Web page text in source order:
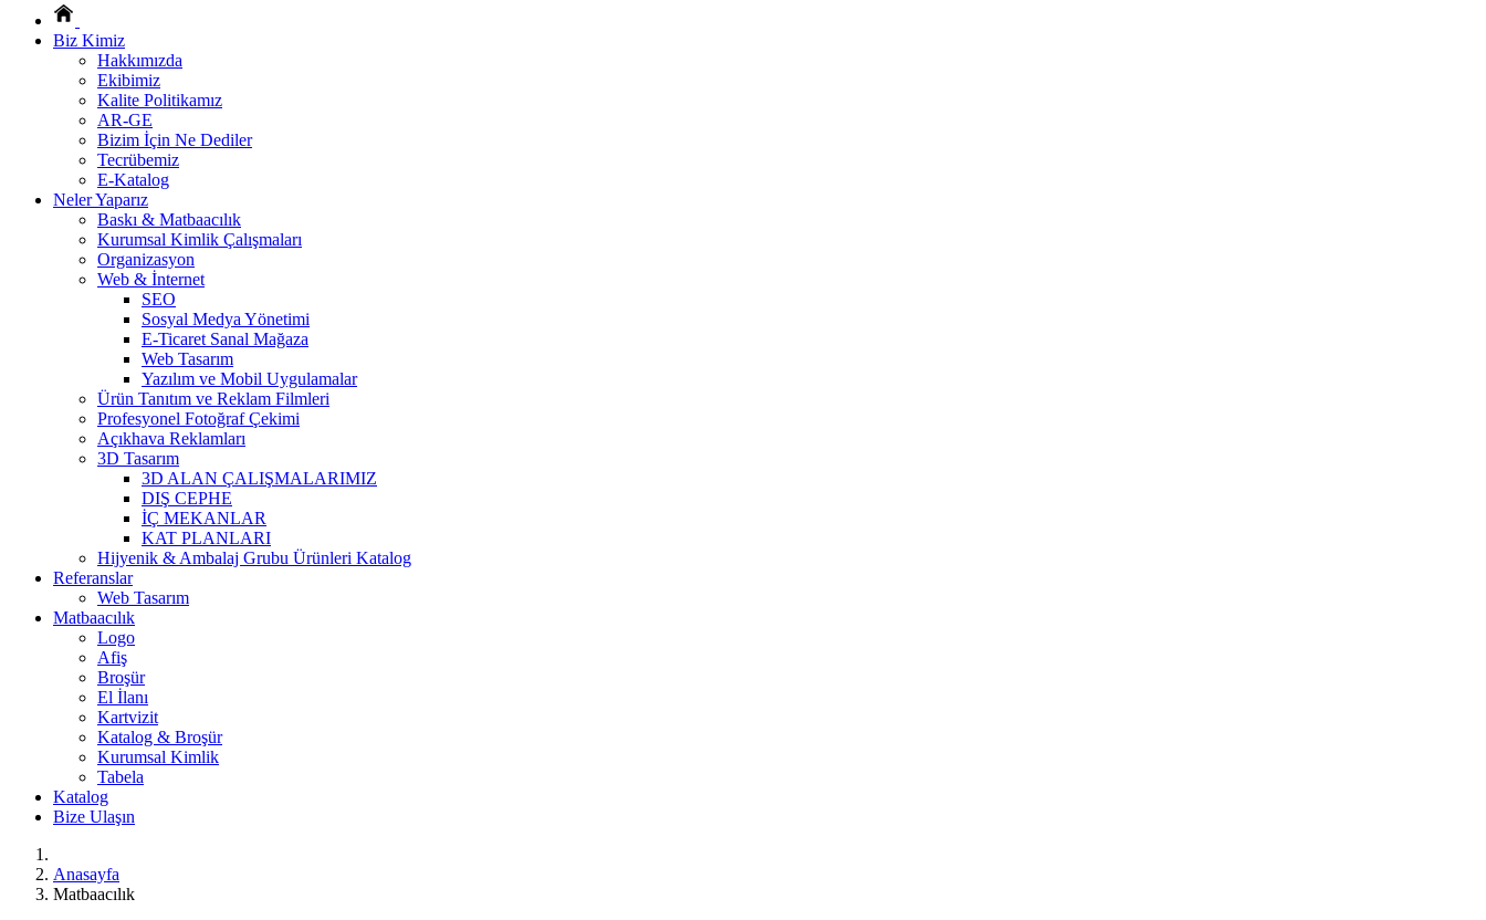
Biz Kimiz
Hakkımızda
Ekibimiz
Kalite Politikamız
AR-GE
Bizim İçin Ne Dediler
Tecrübemiz
E-Katalog
Neler Yaparız
Baskı & Matbaacılık
Kurumsal Kimlik Çalışmaları
Organizasyon
Web & İnternet
SEO
Sosyal Medya Yönetimi
E-Ticaret Sanal Mağaza
Web Tasarım
Yazılım ve Mobil Uygulamalar
Ürün Tanıtım ve Reklam Filmleri
Profesyonel Fotoğraf Çekimi
Açıkhava Reklamları
3D Tasarım
3D ALAN ÇALIŞMALARIMIZ
DIŞ CEPHE
İÇ MEKANLAR
KAT PLANLARI
Hijyenik & Ambalaj Grubu Ürünleri Katalog
Referanslar
Web Tasarım
Matbaacılık
Logo
Afiş
Broşür
El İlanı
Kartvizit
Katalog & Broşür
Kurumsal Kimlik
Tabela
Katalog
Bize Ulaşın
Anasayfa
Matbaacılık